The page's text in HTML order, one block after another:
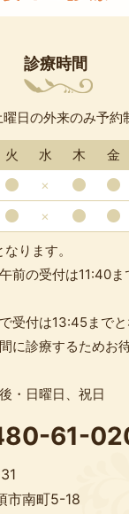
診療時間
日の外来のみ予約
火 水 木 金
×
×
ります。
前の受付は11:40
受付は13:45まで
に診療するためお
・日曜日、祝日
61-
市南町5-18